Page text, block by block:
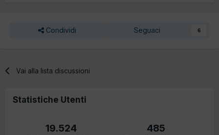
Condividi Seguaci 6
Vai alla lista discussioni
Statistiche Utenti
19.524 485